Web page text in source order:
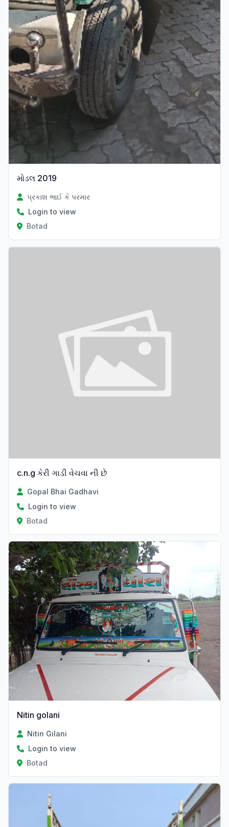
મોડલ 2019
પ્રકાશ ભાઈ કે પરમાર
Login to view
Botad
c.n.g કેરી ગાડી વેચવા ની છે
Gopal Bhai Gadhavi
Login to view
Botad
Nitin golani
Nitin Gilani
Login to view
Botad